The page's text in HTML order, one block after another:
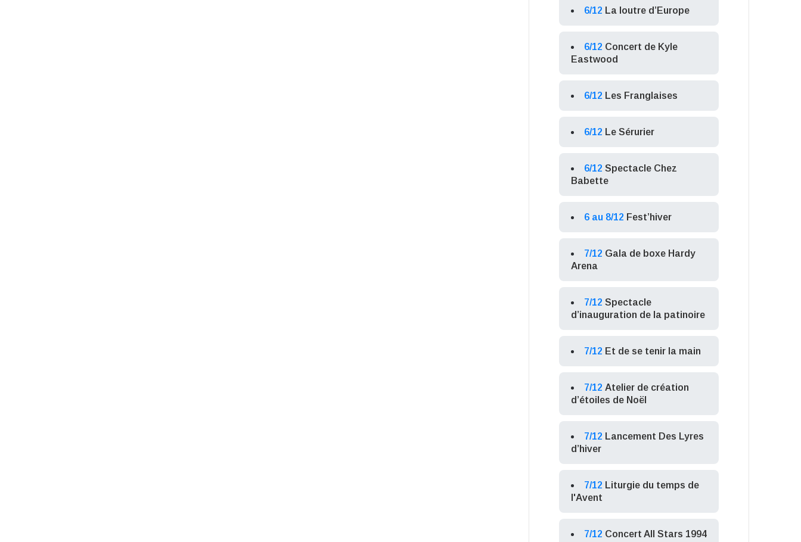
6/12 La loutre d’Europe
6/12 Concert de Kyle
Eastwood
6/12 Les Franglaises
6/12 Le Sérurier
6/12 Spectacle Chez
Babette
6 au 8/12 Fest’hiver
7/12 Gala de boxe Hardy
Arena
7/12 Spectacle
d’inauguration de la patinoire
7/12 Et de se tenir la main
7/12 Atelier de création
d’étoiles de Noël
7/12 Lancement Des Lyres
d’hiver
7/12 Liturgie du temps de
l'Avent
7/12 Concert All Stars 1994